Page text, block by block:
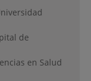
de
en Salud